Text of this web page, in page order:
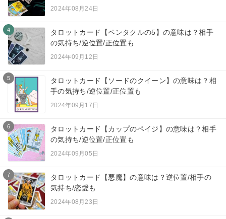
2024年08月24日
4
タロットカード【ペンタクルの5】の意味は？相手
の気持ち/逆位置/正位置も
2024年09月12日
5
タロットカード【ソードのクイーン】の意味は？相
手の気持ち/逆位置/正位置も
2024年09月17日
6
タロットカード【カップのペイジ】の意味は？相手
の気持ち/逆位置/正位置も
2024年09月05日
7
タロットカード【悪魔】の意味は？逆位置/相手の
気持ち/恋愛も
2024年08月23日